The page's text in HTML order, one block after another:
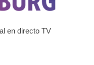
en directo TV